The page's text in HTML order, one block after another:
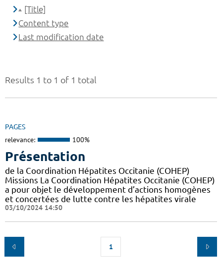
Results 1 to 1 of 1 total
PAGES
relevance: 100%
Présentation
de la Coordination Hépatites Occitanie (COHEP)
Missions La Coordination Hépatites Occitanie (COHEP)
a pour objet le développement d’actions homogènes
et concertées de lutte contre les hépatites virale
03/10/2024 14:50
1
[Title]
Content type
Last modification date